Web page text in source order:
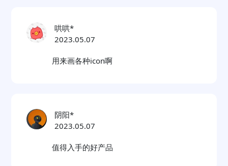
哄哄*
2023.05.07
用来画各种icon啊
阴阳*
2023.05.07
值得入手的好产品